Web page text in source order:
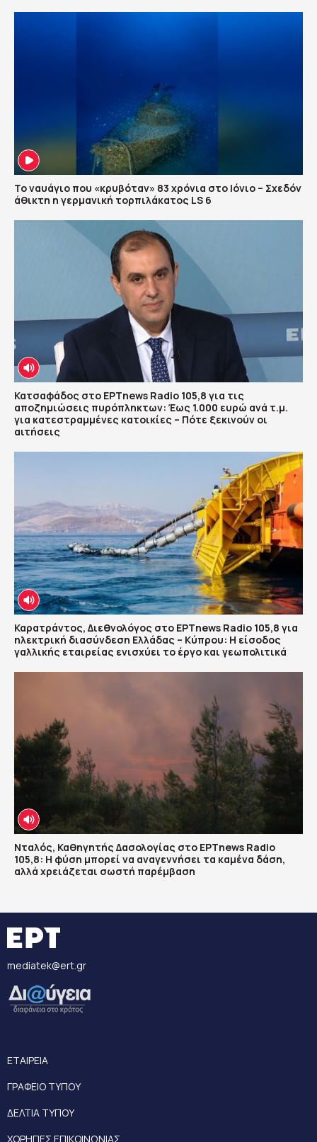
Το ναυάγιο που «κρυβόταν» 83 χρόνια στο Ιόνιο – Σχεδόν
άθικτη η γερμανική τορπιλάκατος LS 6
Κατσαφάδος στο ΕΡΤnews Radio 105,8 για τις
αποζημιώσεις πυρόπληκτων: Έως 1.000 ευρώ ανά τ.μ.
για κατεστραμμένες κατοικίες – Πότε ξεκινούν οι
αιτήσεις
Καρατράντος, Διεθνολόγος στο ΕΡΤnews Radio 105,8 για
ηλεκτρική διασύνδεση Ελλάδας – Κύπρου: Η είσοδος
γαλλικής εταιρείας ενισχύει το έργο και γεωπολιτικά
Νταλός, Καθηγητής Δασολογίας στο ΕΡΤnews Radio
105,8: Η φύση μπορεί να αναγεννήσει τα καμένα δάση,
αλλά χρειάζεται σωστή παρέμβαση
mediatek@ert.gr
ΕΤΑΙΡΕΙΑ
ΓΡΑΦΕΙΟ ΤΥΠΟΥ
ΔΕΛΤΙΑ ΤΥΠΟΥ
ΧΟΡΗΓΙΕΣ ΕΠΙΚΟΙΝΩΝΙΑΣ